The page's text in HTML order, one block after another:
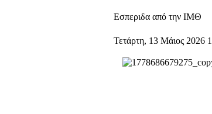
Εσπεριδα από την ΙΜΘ
Τετάρτη, 13 Μάιος 2026